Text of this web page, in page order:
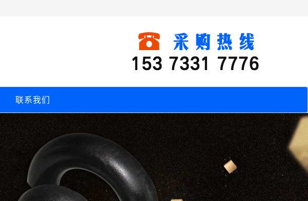
联系我们